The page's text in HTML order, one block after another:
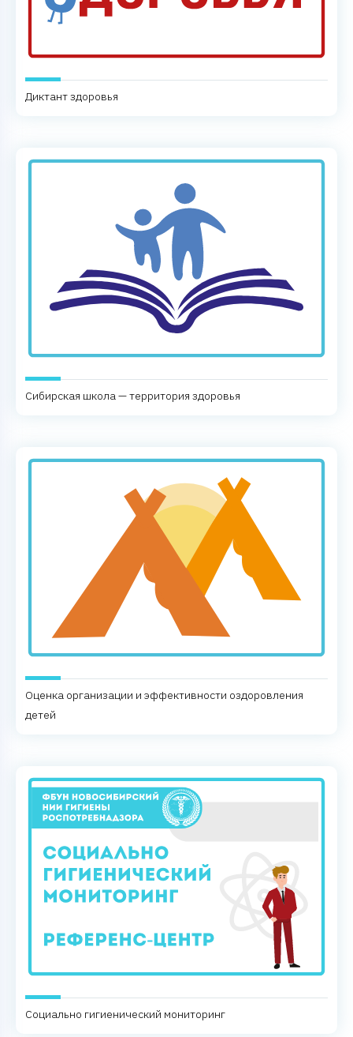
Диктант здоровья
Сибирская школа — территория здоровья
Оценка организации и эффективности оздоровления
детей
Социально гигиенический мониторинг